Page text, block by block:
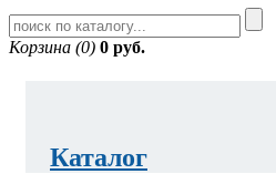
Корзина (0) 0 руб.
Каталог